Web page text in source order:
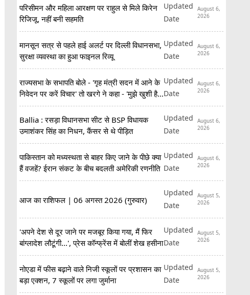
परिसीमन और महिला आरक्षण पर राहुल से मिले किरेन
रिजिजू, नहीं बनी सहमति
Updated
Date
August 6,
2026
मानसून सत्र से पहले हाई अलर्ट पर दिल्ली विधानसभा,
सुरक्षा व्यवस्था का हुआ फाइनल रिव्यू
Updated
Date
August 6,
2026
राज्यसभा के सभापति बोले - 'गृह मंत्री सदन में आने के
निवेदन पर करें विचार' तो खरगे ने कहा - 'मुझे खुशी है
कि...'
Updated
Date
August 6,
2026
Ballia : रसड़ा विधानसभा सीट से BSP विधायक
उमाशंकर सिंह का निधन, कैंसर से थे पीड़ित
Updated
Date
August 6,
2026
पाकिस्तान को मध्यस्थता से बाहर किए जाने के पीछे क्या
हैं वजहें? ईरान संकट के बीच बदलती अमेरिकी रणनीति
Updated
Date
August 6,
2026
आज का राशिफल | 06 अगस्त 2026 (गुरुवार)
Updated
Date
August 5,
2026
'अपने देश से दूर जाने पर मजबूर किया गया, मैं फिर
बांग्लादेश लौटूंगी...', प्रेस कॉन्फ्रेंस में बोलीं शेख हसीना
Updated
Date
August 5,
2026
नोएडा में फीस बढ़ाने वाले निजी स्कूलों पर प्रशासन का
बड़ा एक्शन, 7 स्कूलों पर लगा जुर्माना
Updated
Date
August 5,
2026